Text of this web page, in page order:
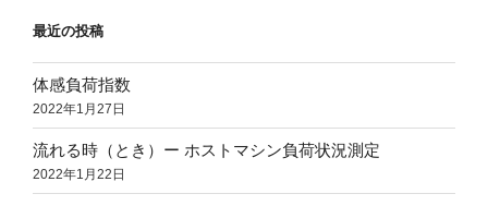
最近の投稿
体感負荷指数
2022年1月27日
流れる時（とき）ー ホストマシン負荷状況測定
2022年1月22日